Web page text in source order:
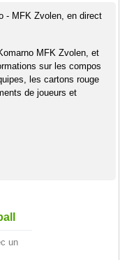
- MFK Zvolen, en direct
MFK Zvolen, et
sur les compos
les cartons rouge
de joueurs et
un